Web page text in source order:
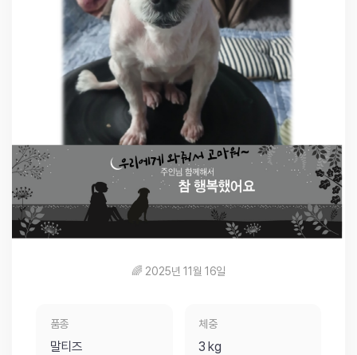
🌈 2025년 11월 16일
품종
말티즈
체중
3 kg